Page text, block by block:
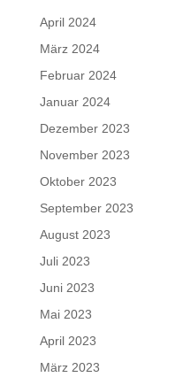
April 2024
März 2024
Februar 2024
Januar 2024
Dezember 2023
November 2023
Oktober 2023
September 2023
August 2023
Juli 2023
Juni 2023
Mai 2023
April 2023
März 2023